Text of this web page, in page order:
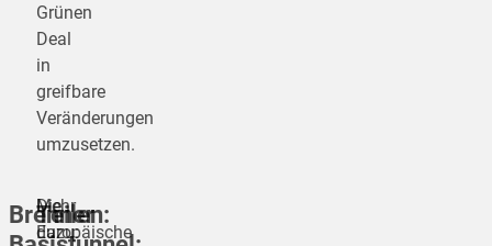
Grünen
Deal
in
greifbare
Veränderungen
umzusetzen.
Brenner
Die
Europäische
Mehr
dazu:
Teilen: